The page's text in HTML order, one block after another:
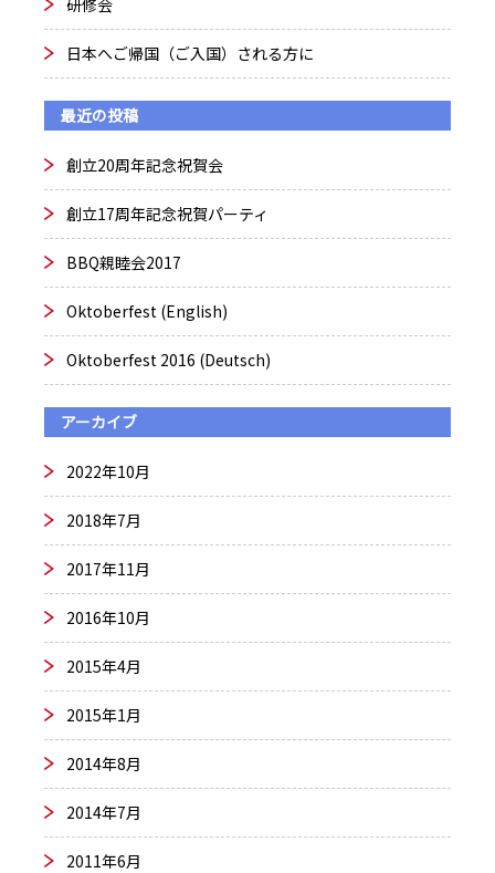
日本へご帰国（ご入国）される方に
最近の投稿
創立20周年記念祝賀会
創立17周年記念祝賀パーティ
BBQ親睦会2017
Oktoberfest (English)
Oktoberfest 2016 (Deutsch)
アーカイブ
2022年10月
2018年7月
2017年11月
2016年10月
2015年4月
2015年1月
2014年8月
2014年7月
2011年6月